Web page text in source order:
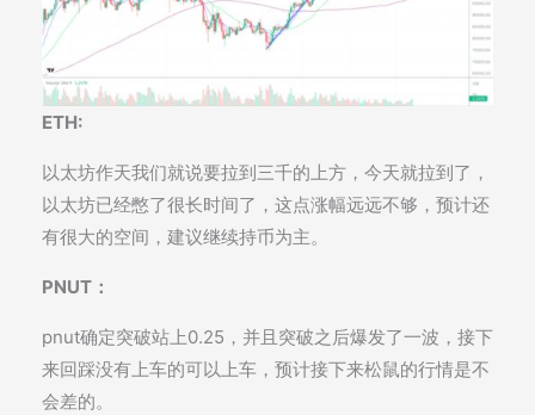
ETH:
以太坊作天我们就说要拉到三千的上方，今天就拉到了，
以太坊已经憋了很长时间了，这点涨幅远远不够，预计还
有很大的空间，建议继续持币为主。
PNUT：
pnut确定突破站上0.25，并且突破之后爆发了一波，接下
来回踩没有上车的可以上车，预计接下来松鼠的行情是不
会差的。